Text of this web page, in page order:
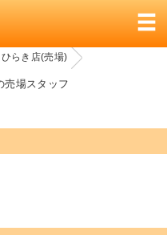
ひらき店(売場)
売場スタッフ